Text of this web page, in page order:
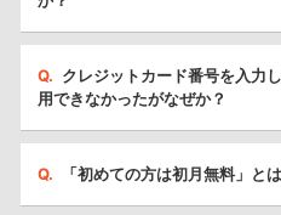
クレジットカード番号を入力
用できなかったがなぜか？
「初めての方は初月無料」と